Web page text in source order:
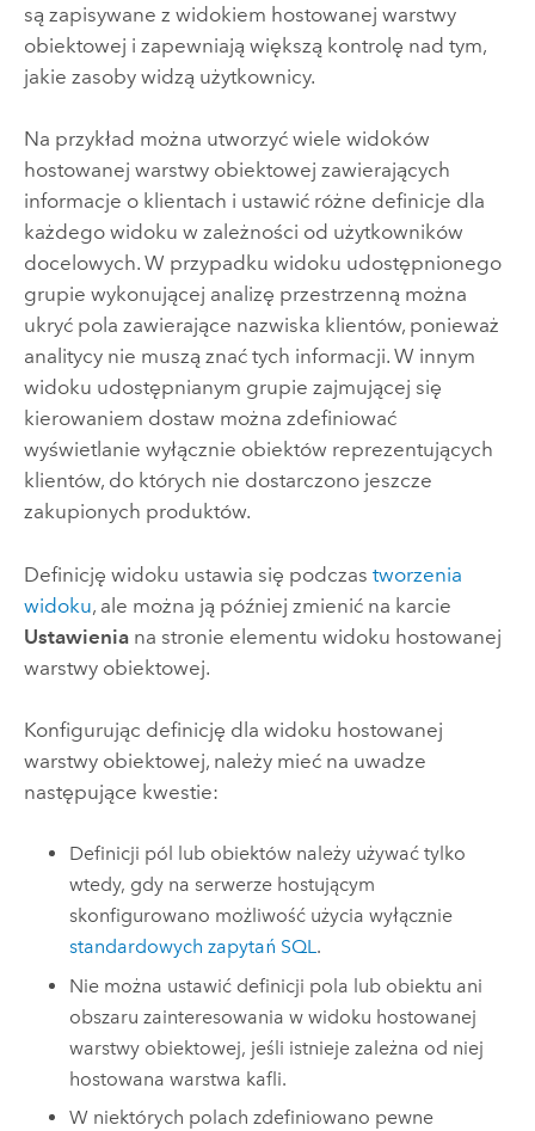
są zapisywane z widokiem hostowanej warstwy
obiektowej i zapewniają większą kontrolę nad tym,
jakie zasoby widzą użytkownicy.
Na przykład można utworzyć wiele widoków
hostowanej warstwy obiektowej zawierających
informacje o klientach i ustawić różne definicje dla
każdego widoku w zależności od użytkowników
docelowych. W przypadku widoku udostępnionego
grupie wykonującej analizę przestrzenną można
ukryć pola zawierające nazwiska klientów, ponieważ
analitycy nie muszą znać tych informacji. W innym
widoku udostępnianym grupie zajmującej się
kierowaniem dostaw można zdefiniować
wyświetlanie wyłącznie obiektów reprezentujących
klientów, do których nie dostarczono jeszcze
zakupionych produktów.
Definicję widoku ustawia się podczas tworzenia
widoku, ale można ją później zmienić na karcie
Ustawieniana stronie elementu widoku hostowanej
warstwy obiektowej.
Konfigurując definicję dla widoku hostowanej
warstwy obiektowej, należy mieć na uwadze
następujące kwestie:
Definicji pól lub obiektów należy używać tylko
wtedy, gdy na serwerze hostującym
skonfigurowano możliwość użycia wyłącznie
standardowych zapytań SQL.
Nie można ustawić definicji pola lub obiektu ani
obszaru zainteresowania w widoku hostowanej
warstwy obiektowej, jeśli istnieje zależna od niej
hostowana warstwa kafli.
W niektórych polach zdefiniowano pewne